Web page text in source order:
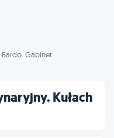
Bardo. Gabinet
Kułach